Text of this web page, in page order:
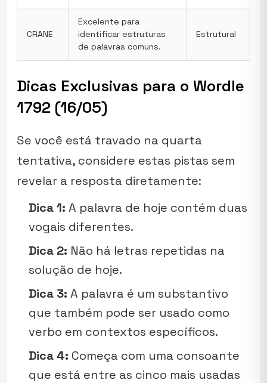
CRANE
Excelente para
identificar estruturas
de palavras comuns.
Estrutural
Dicas Exclusivas para o Wordle
1792 (16/05)
Se você está travado na quarta
tentativa, considere estas pistas sem
revelar a resposta diretamente:
Dica 1: A palavra de hoje contém duas
vogais diferentes.
Dica 2: Não há letras repetidas na
solução de hoje.
Dica 3: A palavra é um substantivo
que também pode ser usado como
verbo em contextos específicos.
Dica 4: Começa com uma consoante
que está entre as cinco mais usadas